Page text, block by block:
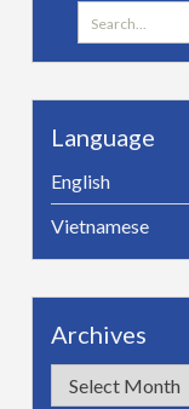
Search
for:
Language
English
Vietnamese
Archives
Archives